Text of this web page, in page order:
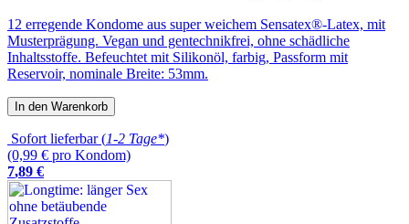
12 erregende Kondome aus super weichem Sensatex®-Latex, mit
Musterprägung. Vegan und gentechnikfrei, ohne schädliche
Inhaltsstoffe. Befeuchtet mit Silikonöl, farbig, Passform mit
Reservoir, nominale Breite: 53mm.
In den Warenkorb
Sofort lieferbar (1-2 Tage*)
(0,99 € pro Kondom)
7,89 €